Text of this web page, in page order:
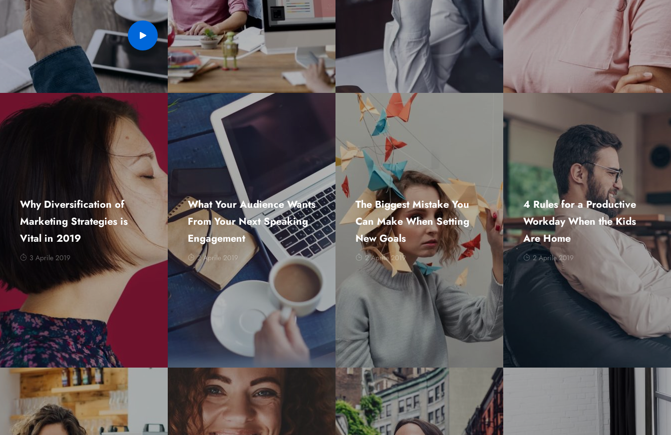
Why Diversification of
Marketing Strategies is
Vital in 2019
3 Aprile 2019
What Your Audience Wants
From Your Next Speaking
Engagement
2 Aprile 2019
The Biggest Mistake You
Can Make When Setting
New Goals
2 Aprile 2019
4 Rules for a Productive
Workday When the Kids
Are Home
2 Aprile 2019